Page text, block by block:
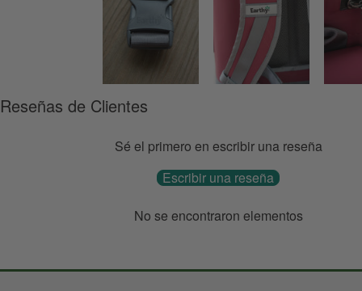
Reseñas de Clientes
Sé el primero en escribir una reseña
Escribir una reseña
No se encontraron elementos